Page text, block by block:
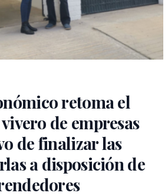
retoma el
de empresas
de finalizar las
a disposición de